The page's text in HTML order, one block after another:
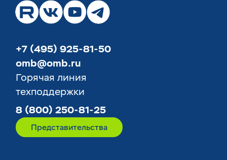
+7 (495) 925-81-50
omb@omb.ru
Горячая линия
техподдержки
8 (800) 250-81-25
Представительства